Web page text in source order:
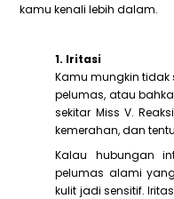
kamu kenali lebih dalam.
1. Iritasi
Kamu mungkin
pelumas, atau
sekitar Miss V.
kemerahan, dan
Kalau hubungan
pelumas alami
kulit jadi sensitif.